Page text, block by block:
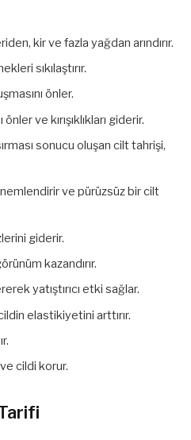
kir ve fazla yağdan arındırır.
sıkılaştırır.
önler.
ve kırışıklıkları giderir.
sonucu oluşan cilt tahrişi,
ve pürüzsüz bir cilt
giderir.
kazandırır.
yatıştırıcı etki sağlar.
elastikiyetini arttırır.
cildi korur.